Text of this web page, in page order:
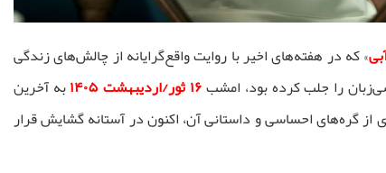
» که در هفته‌های اخیر با روایت واقع‌گرایانه از چالش‌های زندگی
را جلب کرده بود، امشب۱۶ثور/اردیبهشت ۱۴۰۵
به آخرین
گره‌های احساسی و داستانی آن، اکنون در آستانه گشایش قرار